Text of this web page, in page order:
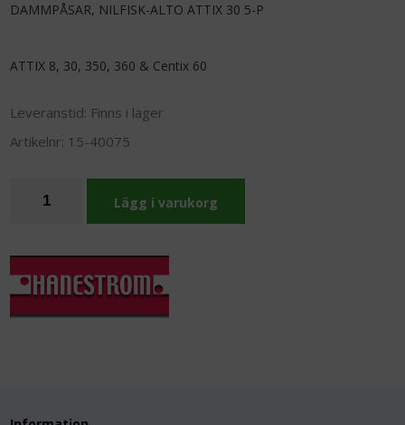
DAMMPÅSAR, NILFISK-ALTO ATTIX 30 5-P
ATTIX 8, 30, 350, 360 & Centix 60
Leveranstid: Finns i lager
Artikelnr: 15-40075
Lägg i varukorg